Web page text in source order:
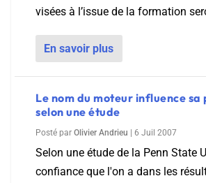
visées à l’issue de la formation
En savoir plus
Le nom du moteur influence
selon une étude
Posté par Olivier Andrieu 6 Juil 2007
Selon une étude de la Penn State
confiance que l'on a dans les